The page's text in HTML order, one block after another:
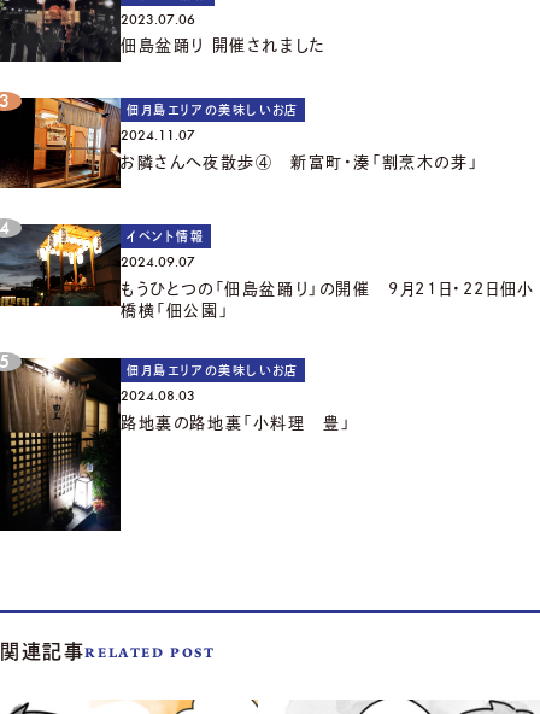
2023.07.06
佃島盆踊り 開催されました
佃月島エリアの美味しいお店
2024.11.07
お隣さんへ夜散歩④ 新富町・湊「割烹木の芽」
イベント情報
2024.09.07
もうひとつの「佃島盆踊り」の開催 9月21日・22日佃小
橋横「佃公園」
佃月島エリアの美味しいお店
2024.08.03
路地裏の路地裏「小料理 豊」
関連記事RELATED POST